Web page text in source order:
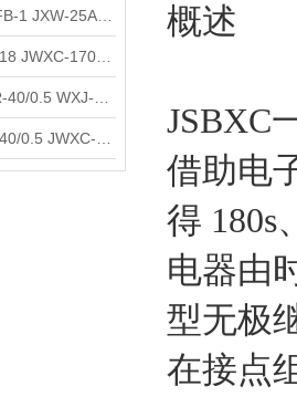
概述
JSBXC
借助电
得 180s
电器由
型无极
在接点